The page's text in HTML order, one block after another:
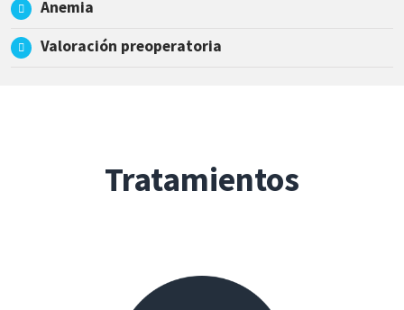
Anemia
Valoración preoperatoria
Tratamientos